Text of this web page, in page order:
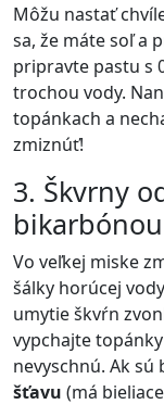
Môžu nastať
sa, že máte soľ a
pripravte pastu s
trochou vody.
topánkach a
zmiznúť!
3. Škvrny
bikarbónou
Vo veľkej miske
šálky horúcej
umytie škvŕn
vypchajte
nevyschnú. Ak sú
šťavu (má